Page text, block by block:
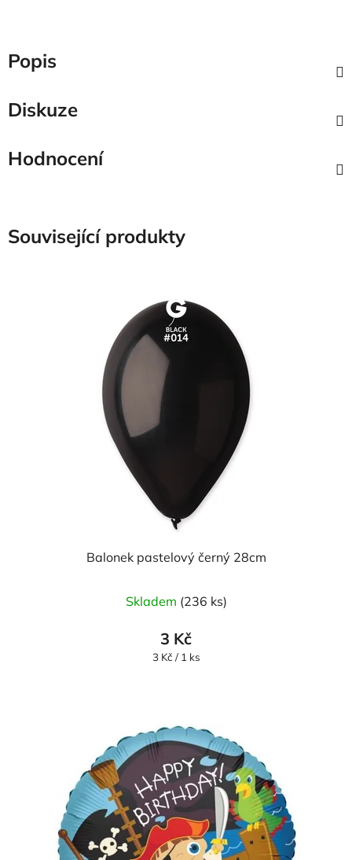
Popis
Diskuze
Hodnocení
Související produkty
Balonek pastelový černý 28cm
Skladem (236 ks)
3 Kč
Měrná
3 Kč / 1 ks